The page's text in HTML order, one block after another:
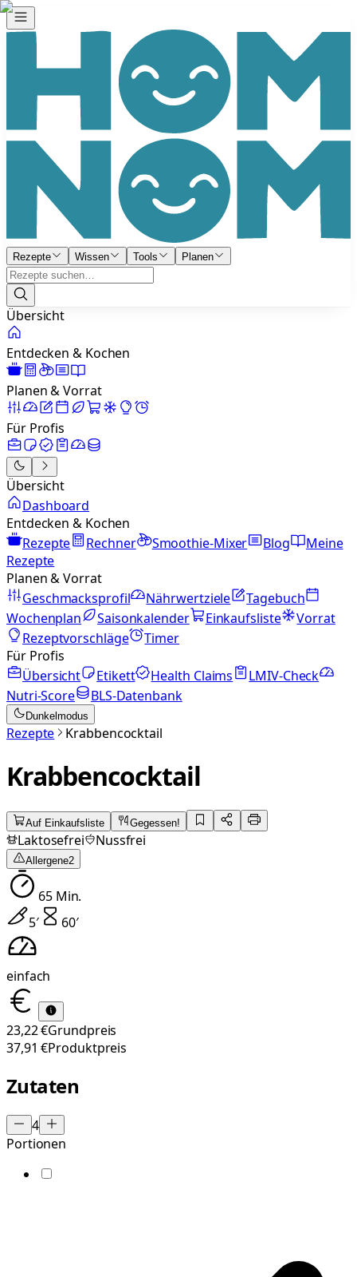
Rezepte Wissen Tools Planen
Übersicht
Entdecken & Kochen
Planen & Vorrat
Für Profis
Übersicht
Dashboard
Entdecken & Kochen
Rezepte
Rechner Smoothie-Mixer Blog
Meine
Rezepte
Planen & Vorrat
Geschmacksprofil
Nährwertziele
Tagebuch
Wochenplan
Saisonkalender Einkaufsliste
Vorrat
Rezeptvorschläge
Timer
Für Profis
Übersicht
Etikett Health Claims
LMIV-Check
Nutri-Score
BLS-Datenbank
Dunkelmodus
Rezepte Krabbencocktail
Krabbencocktail
Auf Einkaufsliste Gegessen!
Laktosefrei Nussfrei
Allergene2
65Min.
5′ 60′
einfach
23,22 €Grundpreis
37,91 €Produktpreis
Zutaten
4
Portionen